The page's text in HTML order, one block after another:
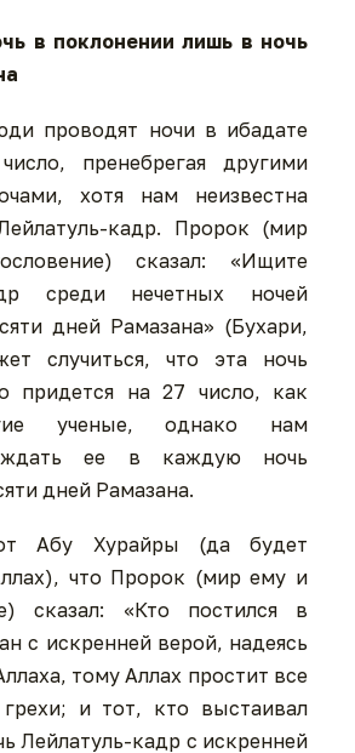
в поклонении лишь в ночь
проводят ночи в ибадате
пренебрегая другими
хотя нам неизвестна
кадр. Пророк (мир
сказал: «Ищите
среди нечетных ночей
дней Рамазана» (Бухари,
случиться, что эта ночь
придется на 27 число, как
ученые, однако нам
ждать ее в каждую ночь
дней Рамазана.
Абу Хурайры (да будет
что Пророк (мир ему и
сказал: «Кто постился в
с искренней верой, надеясь
тому Аллах простит все
и тот, кто выстаивал
Лейлатуль-кадр с искренней